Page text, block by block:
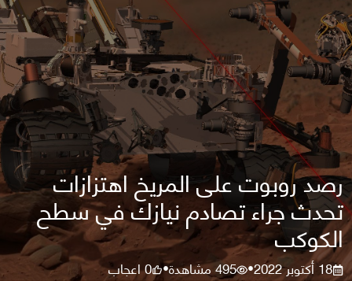
رصد روبوت على المريخ اهتزازات
تحدث جراء تصادم نيازك في سطح
الكوكب
18 أكتوبر 2022 •
495مشاهدة•
0اعجاب